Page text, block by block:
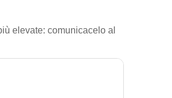
elevate: comunicacelo al